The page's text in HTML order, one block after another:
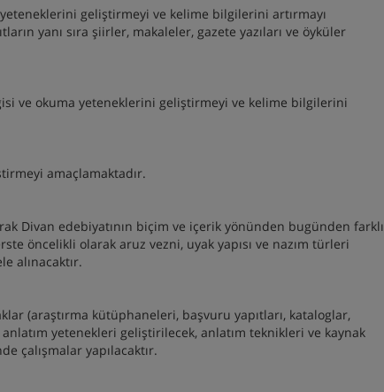
geliştirmeyi ve kelime bilgilerini artırmayı
yanı sıra şiirler, makaleler, gazete yazıları ve öyküler
ve okuma yeteneklerini geliştirmeyi ve kelime bilgilerini
amaçlamaktadır.
Divan edebiyatının biçim ve içerik yönünden bugünden farklı
öncelikli olarak aruz vezni‚ uyak yapısı ve nazım türleri
alınacaktır.
(araştırma kütüphaneleri, başvuru yapıtları, kataloglar,
yetenekleri geliştirilecek, anlatım teknikleri ve kaynak
çalışmalar yapılacaktır.